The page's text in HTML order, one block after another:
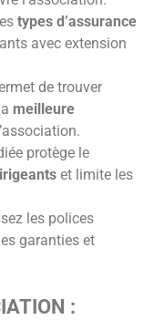
types d’assurance
avec extension
de trouver
meilleure
protège le
et limite les
les polices
garanties et
: